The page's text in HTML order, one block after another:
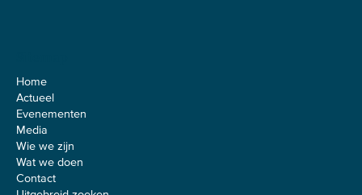
Home
Actueel
Evenementen
Media
Wie we zijn
Wat we doen
Contact